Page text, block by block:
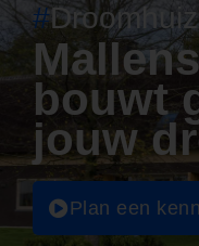
#
bouwt
jouw
Plan een